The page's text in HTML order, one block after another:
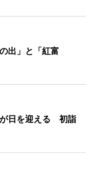
出」と「紅富
日を迎える 初詣